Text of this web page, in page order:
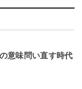
意味問い直す時代